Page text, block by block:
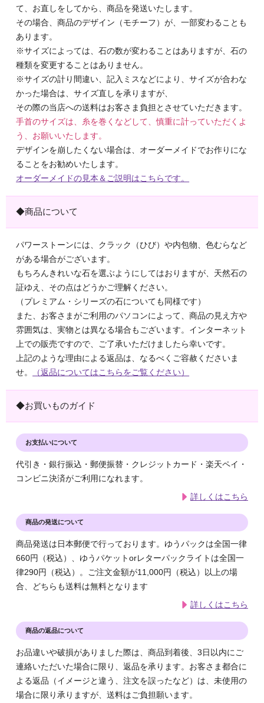
て、お直しをしてから、商品を発送いたします。
その場合、商品のデザイン（モチーフ）が、一部変わることも
あります。
※サイズによっては、石の数が変わることはありますが、石の
種類を変更することはありません。
※サイズの計り間違い、記入ミスなどにより、サイズが合わな
かった場合は、サイズ直しを承りますが、
その際の当店への送料はお客さま負担とさせていただきます。
手首のサイズは、糸を巻くなどして、慎重に計っていただくよ
う、お願いいたします。
デザインを崩したくない場合は、オーダーメイドでお作りにな
ることをお勧めいたします。
オーダーメイドの見本＆ご説明はこちらです。
◆商品について
パワーストーンには、クラック（ひび）や内包物、色むらなど
がある場合がございます。
もちろんきれいな石を選ぶようにしてはおりますが、天然石の
証ゆえ、その点はどうかご理解ください。
（プレミアム・シリーズの石についても同様です）
また、お客さまがご利用のパソコンによって、商品の見え方や
雰囲気は、実物とは異なる場合もございます。インターネット
上での販売ですので、ご了承いただけましたら幸いです。
上記のような理由による返品は、なるべくご容赦くださいま
せ。
（返品についてはこちらをご覧ください）
◆お買いものガイド
お支払いについて
代引き・銀行振込・郵便振替・クレジットカード・楽天ペイ・
コンビニ決済がご利用になれます。
詳しくはこちら
商品の発送について
商品発送は日本郵便で行っております。ゆうパックは全国一律
660円（税込）、ゆうパケットorレターパックライトは全国一
律290円（税込）。ご注文金額が11,000円（税込）以上の場
合、どちらも送料は無料となります
詳しくはこちら
商品の返品について
お品違いや破損がありました際は、商品到着後、3日以内にご
連絡いただいた場合に限り、返品を承ります。お客さま都合に
よる返品（イメージと違う、注文を誤ったなど）は、未使用の
場合に限り承りますが、送料はご負担願います。